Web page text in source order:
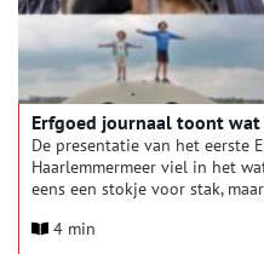
Erfgoed journaal toont wat
De presentatie van het eerste
Haarlemmermeer viel in het
eens een stokje voor stak,
Benjamin Pattiruhu en Chiara
4 min